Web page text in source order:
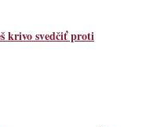
krivo svedčiť proti